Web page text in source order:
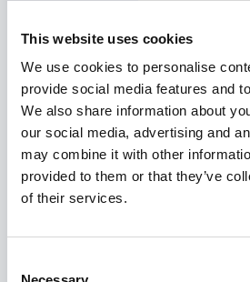
This website uses cookies
We use cookies to personalise
provide social media features and
We also share information about
our social media, advertising and
may combine it with other
provided to them or that they’ve
of their services.
Hinweise
Saisonzeiten & Preise